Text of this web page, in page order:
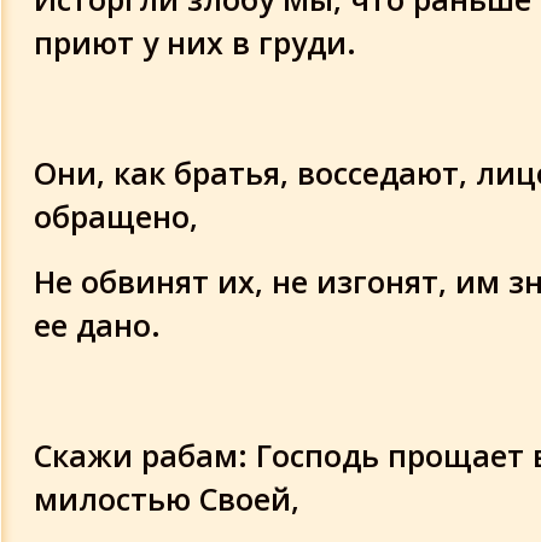
приют у них в груди.
Они, как братья, восседают,
обращено,
Не обвинят их, не изгонят, им
ее дано.
Скажи рабам: Господь прощает
милостью Своей,